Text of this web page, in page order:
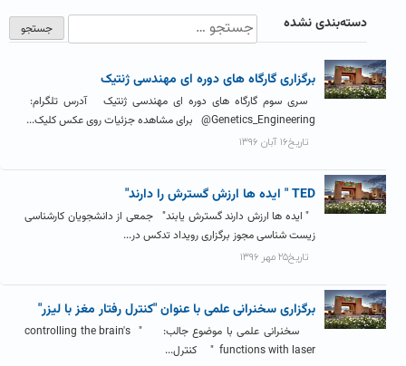
دسته‌بندی نشده
برگزاری گارگاه های دوره ای مهندسی ژنتیک
سری سوم گارگاه های دوره ای مهندسی ژنتیک آدرس تلگرام:
Genetics_Engineering@ برای مشاهده جزئیات روی عکس کلیک...
تاریخ۱۶ آبان ۱۳۹۶
TED " ایده ها ارزش گسترش را دارند"
" ایده­ ها ارزش دارند گسترش یابند" جمعی از دانشجویان کارشناسی
زیست شناسی مجوز برگزاری رویداد تدکس در...
تاریخ۲۵ مهر ۱۳۹۶
برگزاری سخنرانی علمی با عنوان "کنترل رفتار مغز با لیزر"
سخنرانی علمی با موضوع جالب: " controlling the brain's
functions with laser " کنترل...